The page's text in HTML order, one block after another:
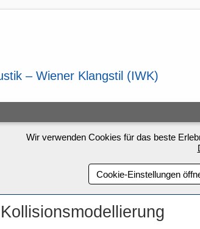
Wir verwenden Cookies für das beste
Cookie-Einstellungen
Kollisionsmodellierung